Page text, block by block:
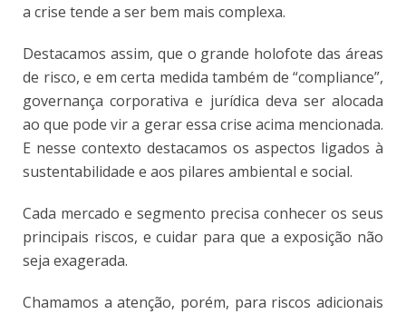
a crise tende a ser bem mais complexa.
Destacamos assim, que o grande holofote das áreas
de risco, e em certa medida também de “compliance”,
governança corporativa e jurídica deva ser alocada
ao que pode vir a gerar essa crise acima mencionada.
E nesse contexto destacamos os aspectos ligados à
sustentabilidade e aos pilares ambiental e social.
Cada mercado e segmento precisa conhecer os seus
principais riscos, e cuidar para que a exposição não
seja exagerada.
Chamamos a atenção, porém, para riscos adicionais